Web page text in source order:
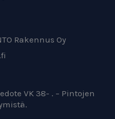
Rakennus Oy
VK 38- . – Pintojen